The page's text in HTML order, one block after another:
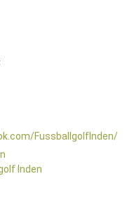
FussballgolfInden/